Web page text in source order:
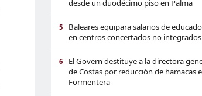
desde un duodécimo piso en Palma
5
Baleares equipara salarios de
en centros concertados no integrados
6
El Govern destituye a la directora
de Costas por reducción de hamacas
Formentera